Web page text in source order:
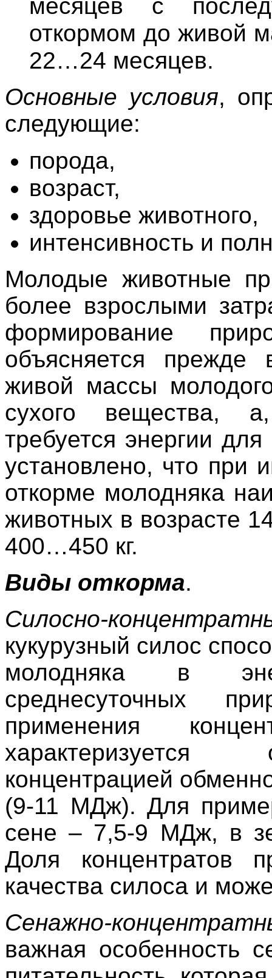
месяцев с
откормом до живой
22…24 месяцев.
Основные условия,
следующие:
порода,
возраст,
здоровье животного,
интенсивность и
Молодые животные
более взрослыми
формирование
объясняется
живой массы
сухого вещества,
требуется энергии
установлено, что при
откорме молодняка
животных в возрасте
400…450 кг.
Виды откорма.
Силосно-
кукурузный силос
молодняка в
среднесуточных
применения
характеризуется
концентрацией
(9-11 МДж). Для
сене – 7,5-9 МДж, в
Доля концентратов
качества силоса и
Сенажно-
важная особенность